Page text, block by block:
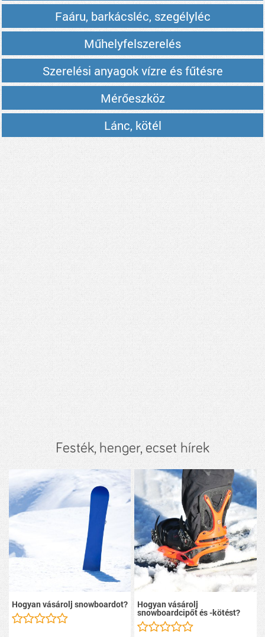
Faáru, barkácsléc, szegélyléc
Műhelyfelszerelés
Szerelési anyagok vízre és fűtésre
Mérőeszköz
Lánc, kötél
Festék, henger, ecset hírek
Hogyan vásárolj snowboardot? Hogyan vásárolj
snowboardcipőt és -kötést?